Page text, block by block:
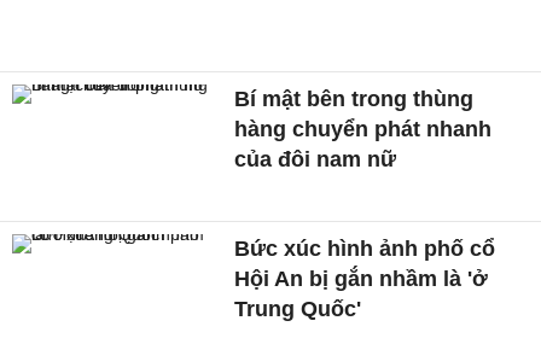
Bí mật bên trong thùng
hàng chuyển phát nhanh
của đôi nam nữ
Bức xúc hình ảnh phố cổ
Hội An bị gắn nhầm là 'ở
Trung Quốc'